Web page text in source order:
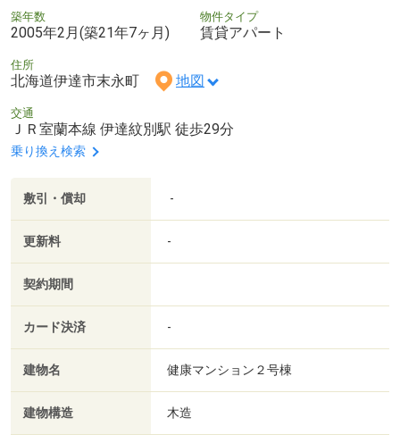
築年数
2005年2月(築21年7ヶ月)
物件タイプ
賃貸アパート
住所
北海道伊達市末永町 地図
交通
ＪＲ室蘭本線 伊達紋別駅 徒歩29分
乗り換え検索
敷引・償却 -
更新料 -
契約期間
カード決済 -
建物名 健康マンション２号棟
建物構造 木造